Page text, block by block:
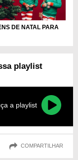
DE NATAL PARA
playlist
a playlist
COMPARTILHAR